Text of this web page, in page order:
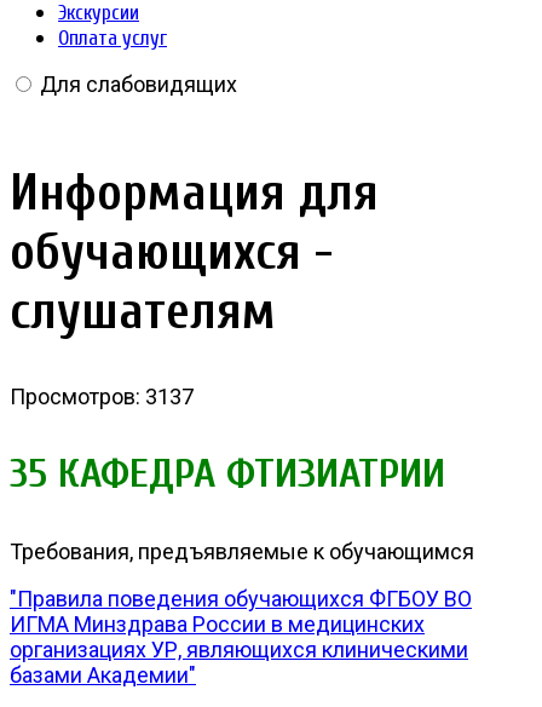
Экскурсии
Оплата услуг
Для слабовидящих
Информация для
обучающихся -
слушателям
Просмотров: 3137
35 КАФЕДРА ФТИЗИАТРИИ
Требования, предъявляемые к обучающимся
"Правила поведения обучающихся ФГБОУ ВО
ИГМА Минздрава России в медицинских
организациях УР, являющихся клиническими
базами Академии"